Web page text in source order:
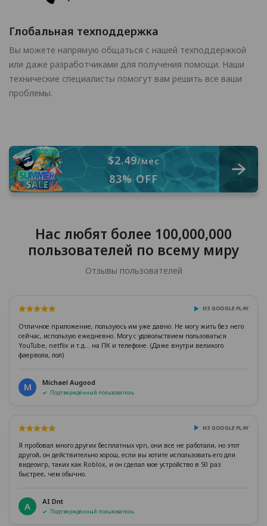
Глобальная техподдержка
Вы можете напрямую общаться с нашей техподдержкой
или даже разработчиками для получения помощи. Наши
технические специалисты помогут вам решить все ваши
проблемы.
$2.49/мес
83% OFF
Нас любят более 100,000,000
пользователей по всему миру
Отзывы пользователей
ИЗ GOOGLE PLAY
Отличное приложение, пользуюсь им уже давно. Не могу жить без него
сейчас, использую ежедневно. Могу с удовольствием пользоваться
YouTube, netflix и т.д... на ПК и телефоне. (Даже внутри великого
фаервола, лол)
M Michael Augood
Подтверждённый пользователь
ИЗ GOOGLE PLAY
Я пробовал много других бесплатных vpn, они все не работали, но этот
другой, он действительно хорош, если вы хотите использовать его для
видеоигр, таких как Roblox, и он сделал мое устройство в 50 раз
быстрее, чем обычно.
A AI Dnt
Подтверждённый пользователь